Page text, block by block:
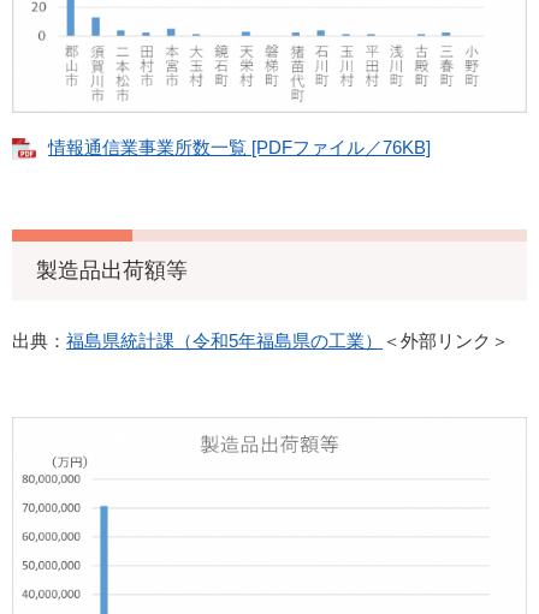
情報通信業事業所数一覧 [PDFファイル／76KB]
製造品出荷額等
出典： 福島県統計課（令和5年福島県の工業） ＜外部リンク＞